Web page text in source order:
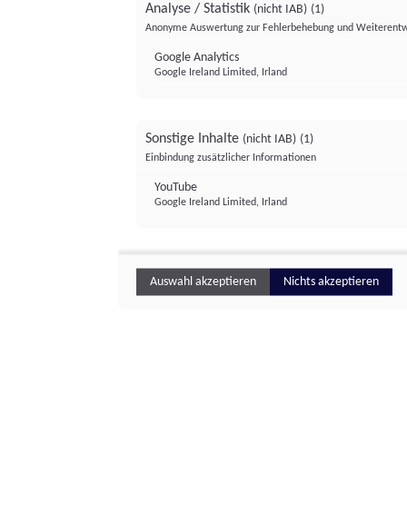
Analyse / Statistik (nicht IAB) (1)
Anonyme Auswertung zur Fehlerbehebung und
Google Analytics
Google Ireland Limited, Irland
Sonstige Inhalte (nicht IAB) (1)
Einbindung zusätzlicher Informationen
YouTube
Google Ireland Limited, Irland
Auswahl akzeptieren Nichts akzeptieren